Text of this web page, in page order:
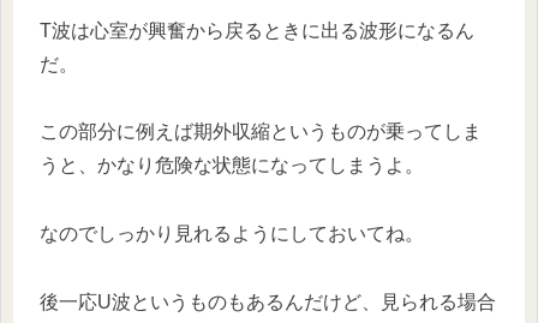
T波は心室が興奮から戻るときに出る波形になるん
だ。
この部分に例えば期外収縮というものが乗ってしま
うと、かなり危険な状態になってしまうよ。
なのでしっかり見れるようにしておいてね。
後一応U波というものもあるんだけど、見られる場合